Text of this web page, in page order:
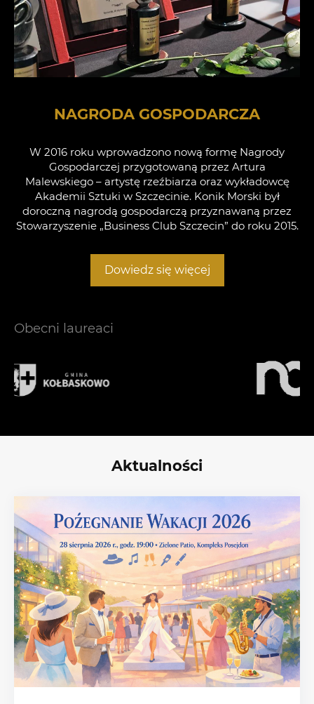
NAGRODA GOSPODARCZA
W 2016 roku wprowadzono nową formę Nagrody
Gospodarczej przygotowaną przez Artura
Malewskiego – artystę rzeźbiarza oraz wykładowcę
Akademii Sztuki w Szczecinie. Konik Morski był
doroczną nagrodą gospodarczą przyznawaną przez
Stowarzyszenie „Business Club Szczecin” do roku 2015.
Dowiedz się więcej
Obecni laureaci
Aktualności